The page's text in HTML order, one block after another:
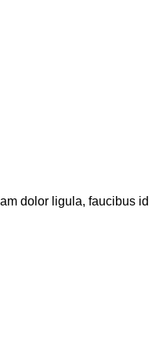
dolor ligula, faucibus id